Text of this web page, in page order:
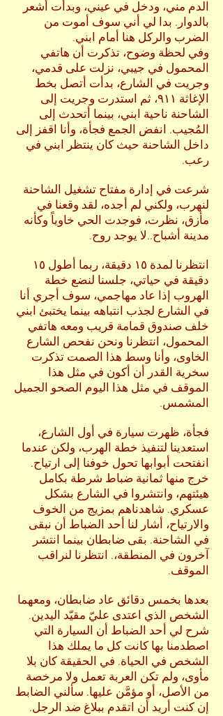
الدم مني، ودخل في عيني، وبدأت أشعر
بالدوار. بدا لي أني سوف أموت من
الضرب والركل هنا أمام ابني.
وفي لحظة وضوح، تذكرت أن هاتفي
المحمول في جيبي، نزلت على قدمي،
وجريت في الشارع، بدأت أتصل بخط
الإغاثة ٩١١، ثم استدرت وجريت إلى
الشاحنة ناحية ابني، بينما أتحدث إلى
المُجيب. انفض الجمع فجأة، وأنا اقفز إلى
داخل الشاحنة حيث كان ينتظر ابني في
رعب.
شرعت في إدارة مفتاح تشغيل الشاحنة
لنهرب، ولكني لم أجده، لقد وقعنا في
مأزق، نظرت، فوجدت الحي خاوياً وكأنه
مدينة أشباح..لا يوجد روح.
انتظرنا لمدة ١٥ دقيقة، ربما أطول ١٥
دقيقة في حياتي، جلسنا لنضع خطة
الهروب إذا عاد مهاجمي، سوف أجري أنا
في الشارع لجذب انتباهه بينما يختبئ ابني
خلف صندوق قمامة قريب ومعه هاتفي
المحمول، انتظرنا ونحن نفحص الشارع
الخاوى، وأنا وسط هذا الصمت تذكرت
سخرية القدر أن أكون في مثل هذا
الموقف في مثل هذا اليوم الصحو الجميل
المشمس.
فجأة، ظهرت سيارة في أول الشارع،
استعدينا لتنفيذ خطة الهرب، ولكن عندما
انفتحت أبوابها تحول خوفنا إلى ارتياح.
خرج منها ثمانية ضباط شرطة بكامل
هيئتهم، وانتشروا في الشارع بشكل
عسكري. شاهدناهم بمزيج من الخوف
والارتياح، أشار لنا أحد الضباط أن نبقى
في الشاحنة. بقى ضابطان بينما انتشر
آخرون في المنطقة،. انتظرنا لنراقب
الموقف.
بعدها بخمس دقائق عاد ضابطان، ومعهما
الشخص الذي اعتدى عليّ مقيّد اليدين.
شرح لي أحد الضباط أن السيارة التي
اصطدمنا بها كانت كل ما يملك هذا
الشخص في الحياة. في الحقيقة كان بلا
مأوى، ولم تكن العربة تعمل ولا مرخصة
من الأصل، أو مؤمَّن عليها. سألني الضابط
إن كنت أريد أن اتقدم ببلاغ ضد الرجل.